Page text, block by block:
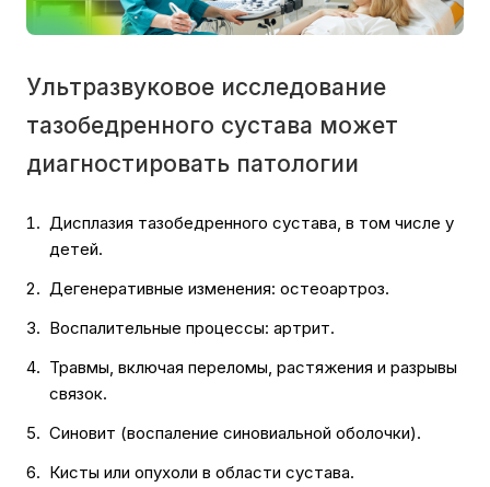
Ультразвуковое исследование
тазобедренного сустава может
диагностировать патологии
Дисплазия тазобедренного сустава, в том числе у
детей.
Дегенеративные изменения: остеоартроз.
Воспалительные процессы: артрит.
Травмы, включая переломы, растяжения и разрывы
связок.
Синовит (воспаление синовиальной оболочки).
Кисты или опухоли в области сустава.